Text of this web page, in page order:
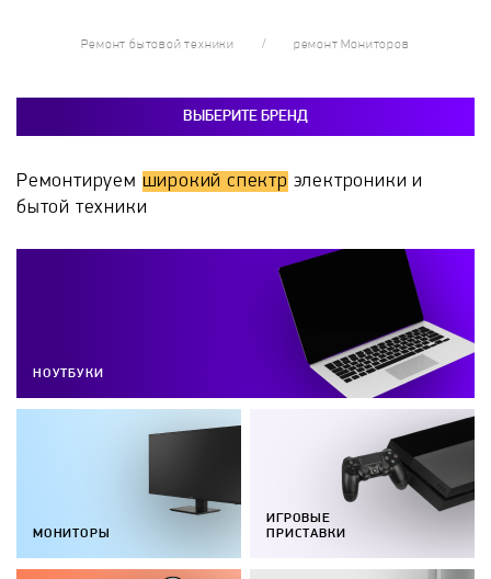
Ремонт бытовой техники ремонт Мониторов
ВЫБЕРИТЕ БРЕНД
Ремонтируем широкий спектр электроники и
бытой техники
НОУТБУКИ
МОНИТОРЫ
ИГРОВЫЕ
ПРИСТАВКИ